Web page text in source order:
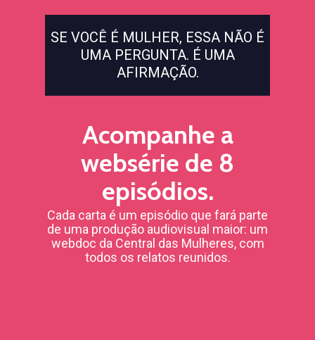
SE VOCÊ É MULHER, ESSA NÃO É
UMA PERGUNTA. É UMA
AFIRMAÇÃO.
Acompanhe a
websérie de 8
episódios.
Cada carta é um episódio que fará parte
de uma produção audiovisual maior: um
webdoc da Central das Mulheres, com
todos os relatos reunidos.